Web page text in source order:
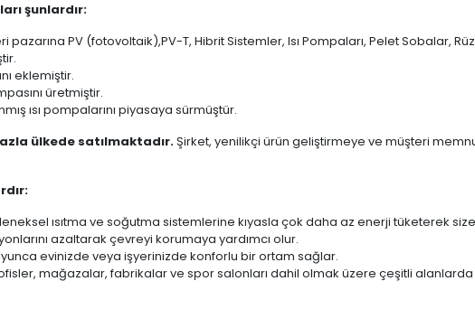
şunlardır:
PV (fotovoltaik),PV-T, Hibrit Sistemler, Isı Pompaları, Pelet Sobalar,
eklemiştir.
üretmiştir.
ısı pompalarını piyasaya sürmüştür.
ülkede satılmaktadır.Şirket, yenilikçi ürün geliştirmeye ve müşteri
ısıtma ve soğutma sistemlerine kıyasla çok daha az enerji tüketerek
azaltarak çevreyi korumaya yardımcı olur.
evinizde veya işyerinizde konforlu bir ortam sağlar.
mağazalar, fabrikalar ve spor salonları dahil olmak üzere çeşitli alanlarda